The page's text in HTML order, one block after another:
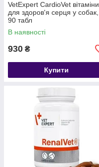
VetExpert CardioVet вітаміни
для здоров'я серця у собак,
90 табл
В наявності
930 ₴
Купити